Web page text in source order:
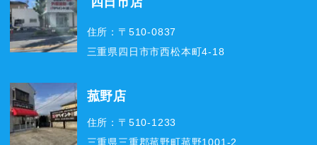
住所：〒510-0837
三重県四日市市西松本町4-18
菰野店
住所：〒510-1233
三重県三重郡菰野町菰野1001-2